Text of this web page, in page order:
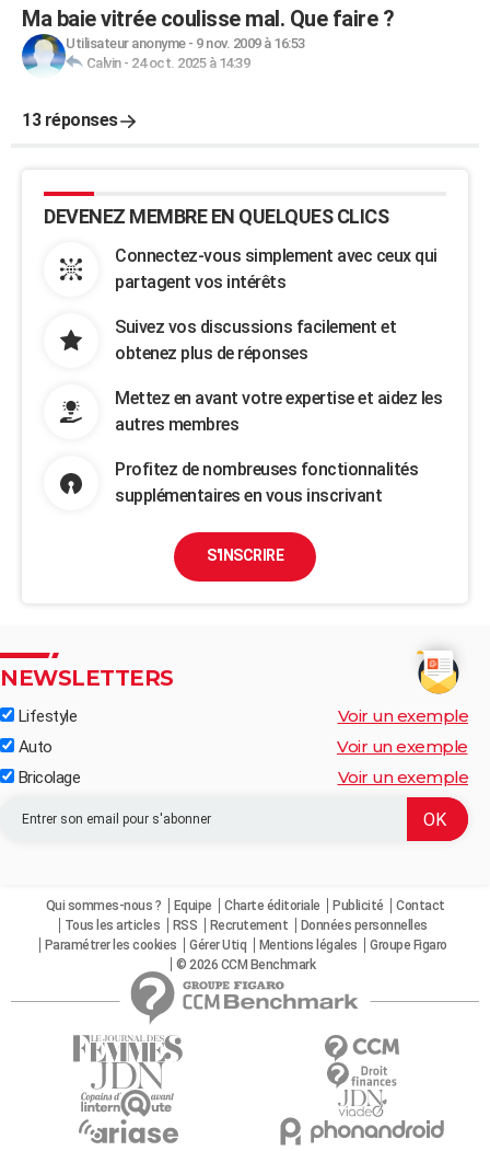
Ma baie vitrée coulisse mal. Que faire ?
Utilisateur anonyme- 9 nov. 2009 à 16:53
Calvin- 24 oct. 2025 à 14:39
13 réponses
DEVENEZ MEMBRE EN QUELQUES CLICS
Connectez-vous simplement avec ceux qui
partagent vos intérêts
Suivez vos discussions facilement et
obtenez plus de réponses
Mettez en avant votre expertise et aidez les
autres membres
Profitez de nombreuses fonctionnalités
supplémentaires en vous inscrivant
S'INSCRIRE
NEWSLETTERS
Lifestyle Voir un exemple
Auto Voir un exemple
Bricolage Voir un exemple
Qui sommes-nous ? Equipe Charte éditoriale Publicité
Contact
Tous les articles
RSS Recrutement
Données personnelles
Paramétrer les cookies
Gérer Utiq Mentions légales
Groupe Figaro
© 2026 CCM Benchmark